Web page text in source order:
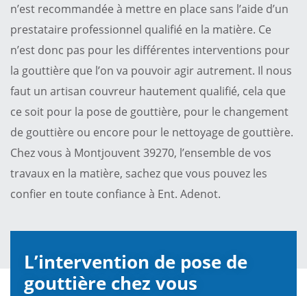
n’est recommandée à mettre en place sans l’aide d’un
prestataire professionnel qualifié en la matière. Ce
n’est donc pas pour les différentes interventions pour
la gouttière que l’on va pouvoir agir autrement. Il nous
faut un artisan couvreur hautement qualifié, cela que
ce soit pour la pose de gouttière, pour le changement
de gouttière ou encore pour le nettoyage de gouttière.
Chez vous à Montjouvent 39270, l’ensemble de vos
travaux en la matière, sachez que vous pouvez les
confier en toute confiance à Ent. Adenot.
L’intervention de pose de
gouttière chez vous